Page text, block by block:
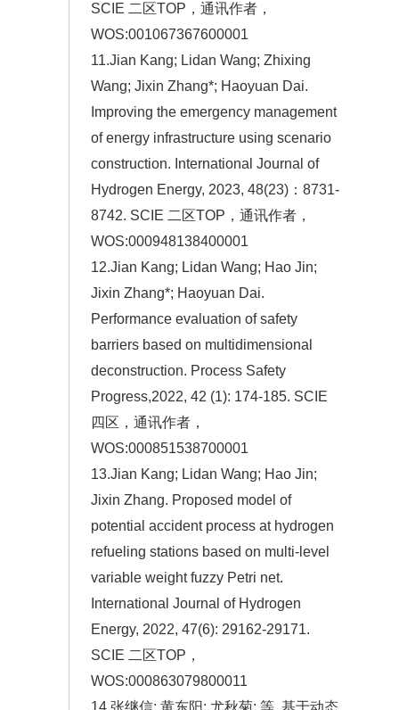
SCIE 二区TOP，通讯作者，
WOS:001067367600001
11.Jian Kang; Lidan Wang; Zhixing
Wang; Jixin Zhang*; Haoyuan Dai.
Improving the emergency management
of energy infrastructure using scenario
construction. International Journal of
Hydrogen Energy, 2023, 48(23)：8731-
8742. SCIE 二区TOP，通讯作者，
WOS:000948138400001
12.Jian Kang; Lidan Wang; Hao Jin;
Jixin Zhang*; Haoyuan Dai.
Performance evaluation of safety
barriers based on multidimensional
deconstruction. Process Safety
Progress,2022, 42 (1): 174-185. SCIE
四区，通讯作者，
WOS:000851538700001
13.Jian Kang; Lidan Wang; Hao Jin;
Jixin Zhang. Proposed model of
potential accident process at hydrogen
refueling stations based on multi-level
variable weight fuzzy Petri net.
International Journal of Hydrogen
Energy, 2022, 47(6): 29162-29171.
SCIE 二区TOP，
WOS:000863079800011